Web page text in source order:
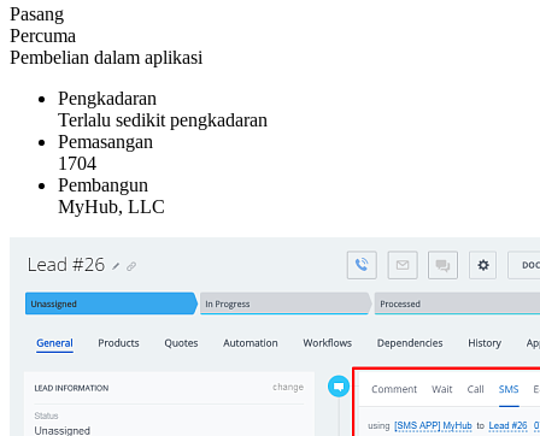
Pasang
Percuma
Pembelian dalam aplikasi
Pengkadaran
Terlalu sedikit pengkadaran
Pemasangan
1704
Pembangun
MyHub, LLC